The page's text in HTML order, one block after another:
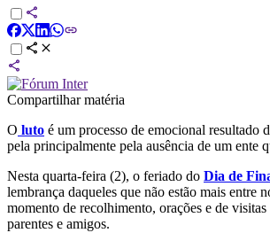
Compartilhar matéria
O luto é um processo de emocional resultado
pela principalmente pela ausência de um ente
Nesta quarta-feira (2), o feriado do Dia de
lembrança daqueles que não estão mais entre
momento de recolhimento, orações e de
parentes e amigos.